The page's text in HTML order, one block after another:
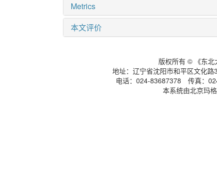
Metrics
本文评价
版权所有 © 《东北
地址：辽宁省沈阳市和平区文化
电话：024-83687378 传真：
本系统由北京玛